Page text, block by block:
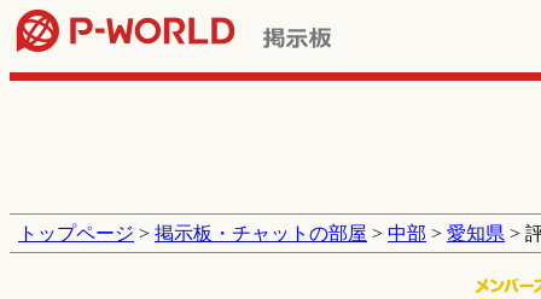
トップページ > 掲示板・チャットの部屋 > 中部 > 愛知県 >